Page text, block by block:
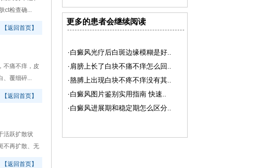
ct检查确...
【返回首页】
不痛不痒，皮
、覆细碎...
【返回首页】
活跃扩散状
不再扩散、无
【返回首页】
更多的患者会继续阅读
·白癜风光疗后白斑边缘模糊是好..
·肩膀上长了白块不痛不痒怎么回..
·胳膊上出现白块不疼不痒没有其..
·白癜风图片鉴别实用指南 快速..
·白癜风进展期和稳定期怎么区分..